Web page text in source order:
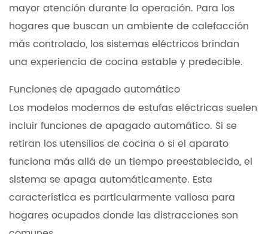
mayor atención durante la operación. Para los
hogares que buscan un ambiente de calefacción
más controlado, los sistemas eléctricos brindan
una experiencia de cocina estable y predecible.
Funciones de apagado automático
Los modelos modernos de estufas eléctricas suelen
incluir funciones de apagado automático. Si se
retiran los utensilios de cocina o si el aparato
funciona más allá de un tiempo preestablecido, el
sistema se apaga automáticamente. Esta
característica es particularmente valiosa para
hogares ocupados donde las distracciones son